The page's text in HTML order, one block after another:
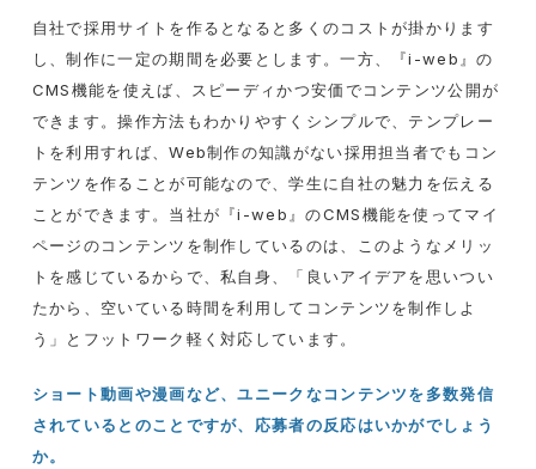
自社で採用サイトを作るとなると多くのコストが掛かります
し、制作に一定の期間を必要とします。一方、『i-web 』の
CMS機能を使えば、スピーディかつ安価でコンテンツ公開が
できます。操作方法もわかりやすくシンプルで、テンプレー
トを利用すれば、Web制作の知識がない採用担当者でもコン
テンツを作ることが可能なので、学生に自社の魅力を伝える
ことができます。当社が『i-web 』のCMS機能を使ってマイ
ページのコンテンツを制作しているのは、このようなメリッ
トを感じているからで、私自身、「良いアイデアを思いつい
たから、空いている時間を利用してコンテンツを制作しよ
う」とフットワーク軽く対応しています。
ショート動画や漫画など、ユニークなコンテンツを多数発信
されているとのことですが、応募者の反応はいかがでしょう
か。